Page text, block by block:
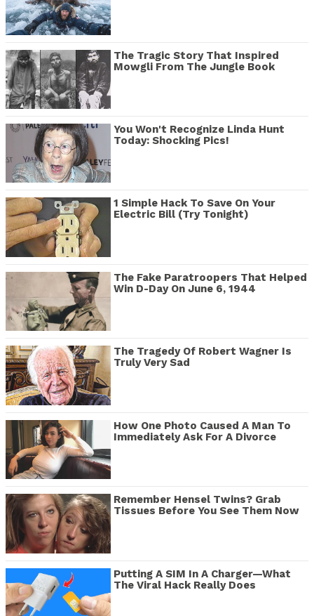
The Tragic Story That Inspired
Mowgli From The Jungle Book
You Won't Recognize Linda Hunt
Today: Shocking Pics!
1 Simple Hack To Save On Your
Electric Bill (Try Tonight)
The Fake Paratroopers That Helped
Win D-Day On June 6, 1944
The Tragedy Of Robert Wagner Is
Truly Very Sad
How One Photo Caused A Man To
Immediately Ask For A Divorce
Remember Hensel Twins? Grab
Tissues Before You See Them Now
Putting A SIM In A Charger—What
The Viral Hack Really Does